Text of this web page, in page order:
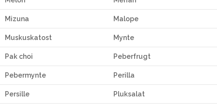
Mizuna Malope
Muskuskatost Mynte
Pak choi Peberfrugt
Pebermynte Perilla
Persille Pluksalat